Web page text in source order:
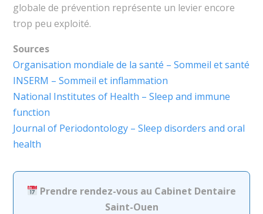
globale de prévention représente un levier encore
trop peu exploité.
Sources
Organisation mondiale de la santé – Sommeil et santé
INSERM – Sommeil et inflammation
National Institutes of Health – Sleep and immune
function
Journal of Periodontology – Sleep disorders and oral
health
Prendre rendez-vous au Cabinet Dentaire
Saint-Ouen